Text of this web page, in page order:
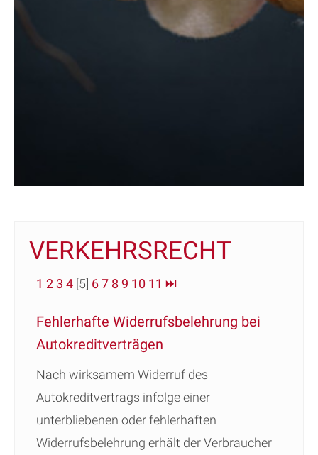
VERKEHRSRECHT
1 2 3 4 [5] 67 8 9 10 11 ⏭
Fehlerhafte Widerrufsbelehrung bei
Autokreditverträgen
Nach wirksamem Widerruf des
Autokreditvertrags infolge einer
unterbliebenen oder fehlerhaften
Widerrufsbelehrung erhält der Verbraucher